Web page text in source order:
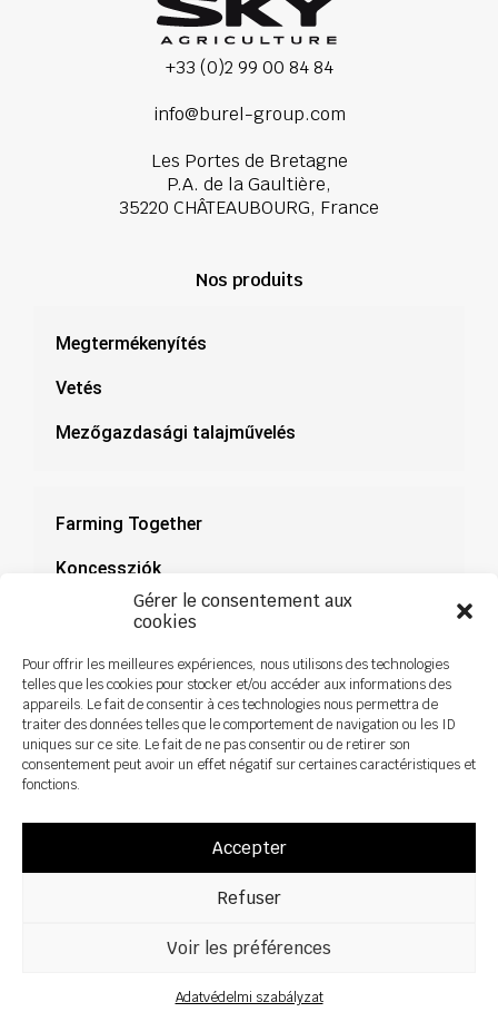
Gérer le consentement aux
cookies
Pour offrir les meilleures expériences, nous utilisons des technologies
telles que les cookies pour stocker et/ou accéder aux informations des
appareils. Le fait de consentir à ces technologies nous permettra de
traiter des données telles que le comportement de navigation ou les ID
uniques sur ce site. Le fait de ne pas consentir ou de retirer son
consentement peut avoir un effet négatif sur certaines caractéristiques et
fonctions.
Accepter
Refuser
Voir les préférences
Adatvédelmi szabályzat
+33 (0)2 99 00 84 84
info@burel-group.com
Les Portes de Bretagne
P.A. de la Gaultière,
35220 CHÂTEAUBOURG, France
Nos produits
Megtermékenyítés
Vetés
Mezőgazdasági talajművelés
Farming Together
Koncessziók
Dokumentáció
Hírek
Adatvédelmi szabályzat